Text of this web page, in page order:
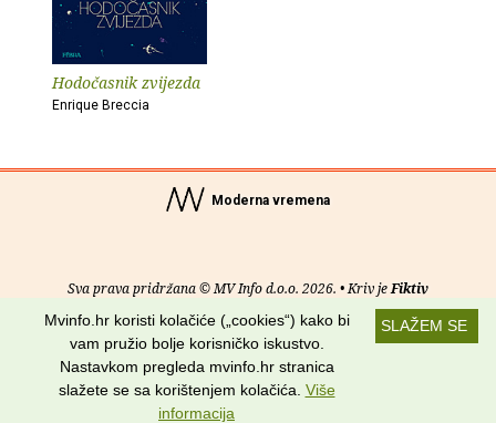
Hodočasnik zvijezda
Enrique Breccia
Moderna vremena
Sva prava pridržana © MV Info d.o.o. 2026. • Kriv jeFiktiv
Uvjeti korištenja RSS kanali
Potraži nas na:
SLAŽEM SE
Mvinfo.hr koristi kolačiće („cookies“) kako bi
vam pružio bolje korisničko iskustvo.
Nastavkom pregleda mvinfo.hr stranica
slažete se sa korištenjem kolačića. Više
informacija